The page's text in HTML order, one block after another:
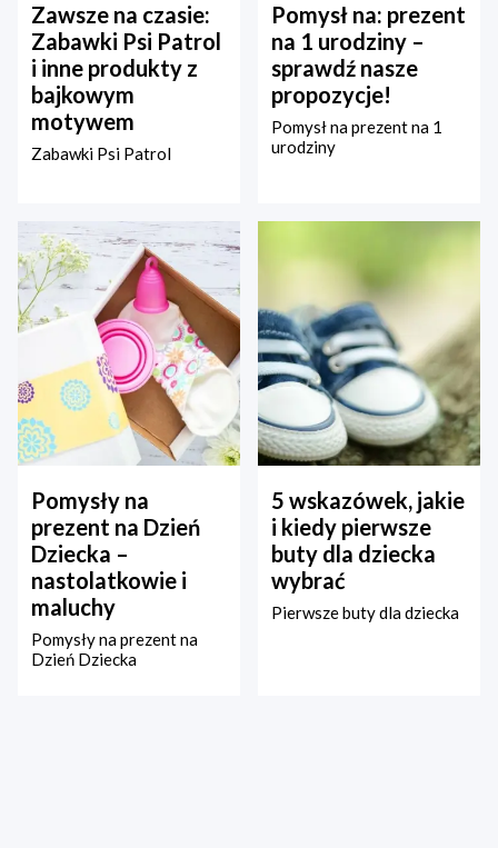
Zawsze na czasie:
Zabawki Psi Patrol
i inne produkty z
bajkowym
motywem
Zabawki Psi Patrol
Pomysł na: prezent
na 1 urodziny –
sprawdź nasze
propozycje!
Pomysł na prezent na 1
urodziny
Pomysły na
prezent na Dzień
Dziecka –
nastolatkowie i
maluchy
Pomysły na prezent na
Dzień Dziecka
5 wskazówek, jakie
i kiedy pierwsze
buty dla dziecka
wybrać
Pierwsze buty dla dziecka